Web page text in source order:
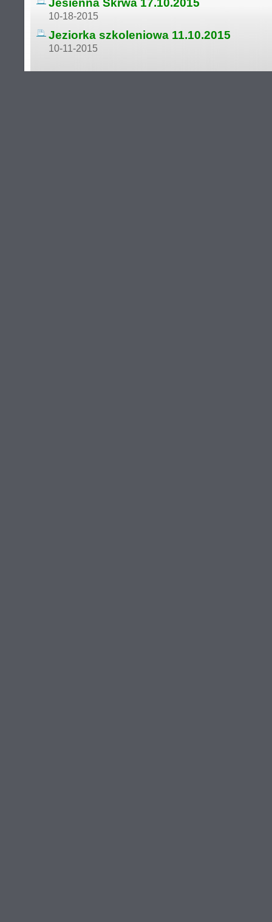
Jesienna Skrwa 17.10.2015
10-18-2015
Jeziorka szkoleniowa 11.10.2015
10-11-2015